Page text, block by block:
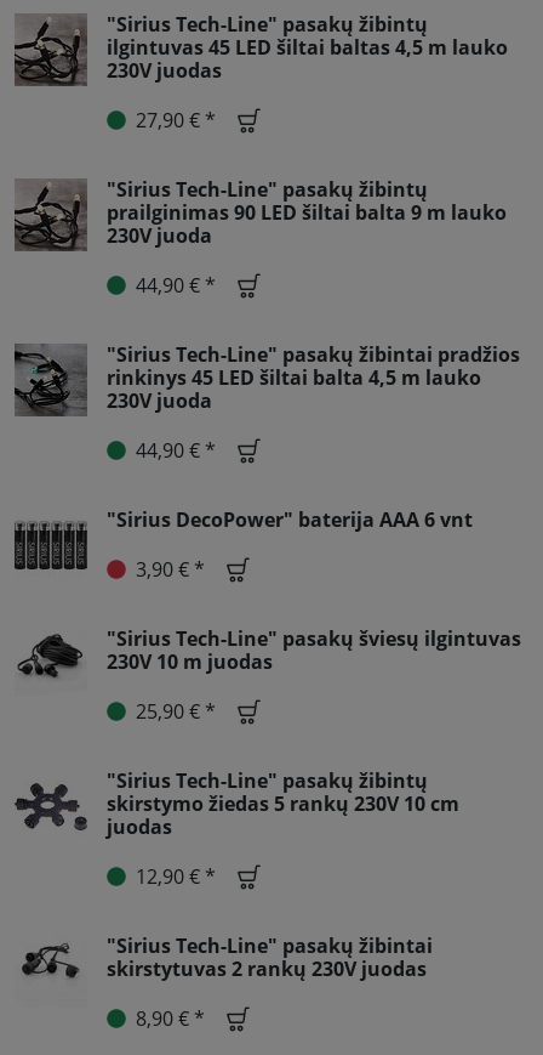
"Sirius Tech-Line" pasakų žibintų
ilgintuvas 45 LED šiltai baltas 4,5 m lauko
230V juodas
27,90 € *
"Sirius Tech-Line" pasakų žibintų
prailginimas 90 LED šiltai balta 9 m lauko
230V juoda
44,90 € *
"Sirius Tech-Line" pasakų žibintai pradžios
rinkinys 45 LED šiltai balta 4,5 m lauko
230V juoda
44,90 € *
"Sirius DecoPower" baterija AAA 6 vnt
3,90 € *
"Sirius Tech-Line" pasakų šviesų ilgintuvas
230V 10 m juodas
25,90 € *
"Sirius Tech-Line" pasakų žibintų
skirstymo žiedas 5 rankų 230V 10 cm
juodas
12,90 € *
"Sirius Tech-Line" pasakų žibintai
skirstytuvas 2 rankų 230V juodas
8,90 € *